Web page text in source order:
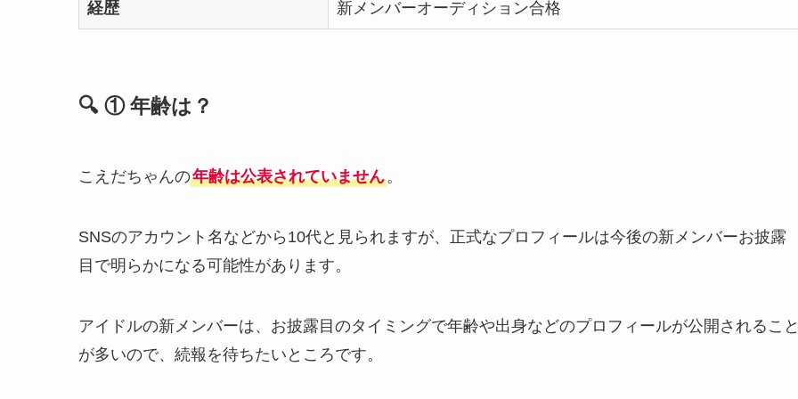
経歴 新メンバーオーディション合格
🔍 ① 年齢は？
こえだちゃんの年齢は公表されていません。
SNSのアカウント名などから10代と見られますが、正式なプロフィールは今後の新メンバーお披露
目で明らかになる可能性があります。
アイドルの新メンバーは、お披露目のタイミングで年齢や出身などのプロフィールが公開されるこ
が多いので、続報を待ちたいところです。